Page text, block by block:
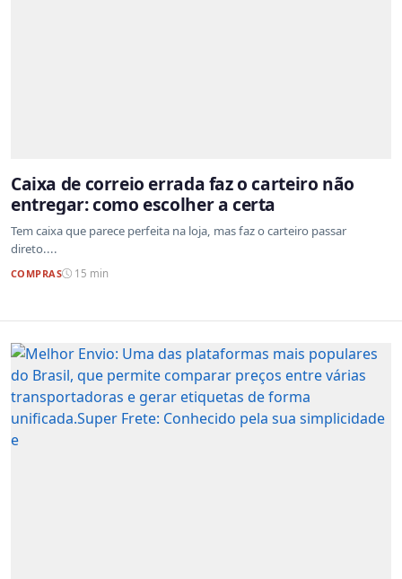
Caixa de correio errada faz o carteiro não
entregar: como escolher a certa
Tem caixa que parece perfeita na loja, mas faz o carteiro passar
direto....
COMPRAS 15 min